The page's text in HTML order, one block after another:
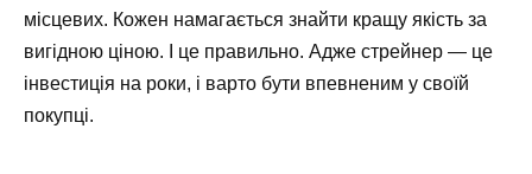
місцевих. Кожен намагається знайти кращу якість за
вигідною ціною. І це правильно. Адже стрейнер — це
інвестиція на роки, і варто бути впевненим у своїй
покупці.